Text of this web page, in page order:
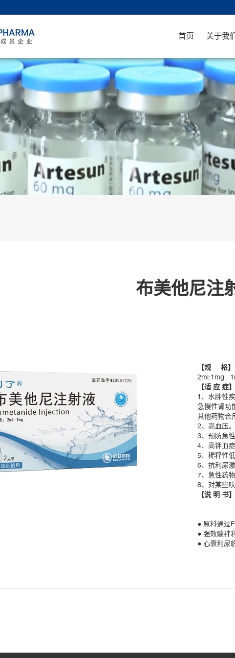
首页 关于我们
布美他尼注
【规 格】
2ml:1mg
【适 应 症】
1、水肿性
急慢性肾功
其他药物合
2、高血压。
3、预防急
4、高钾血
5、稀释性
6、抗利尿
7、急性药
8、对某些
【说 明 书】
● 原料通过
● 强效髓袢
● 心衰利尿